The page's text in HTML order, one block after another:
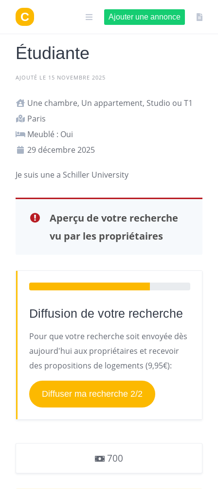
contenu
Ajouter une annonce
Étudiante
AJOUTÉ LE 15 NOVEMBRE 2025
Une chambre, Un appartement, Studio ou T1
Paris
Meublé : Oui
29 décembre 2025
Je suis une a Schiller University
Aperçu de votre recherche
vu par les propriétaires
Diffusion de votre recherche
Pour que votre recherche soit envoyée dès
aujourd'hui aux propriétaires et recevoir
des propositions de logements (9,95€):
Diffuser ma recherche 2/2
700